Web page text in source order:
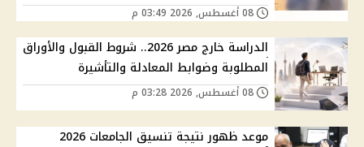
الدراسة خارج مصر 2026.. شروط القبول والأوراق
المطلوبة وضوابط المعادلة والتأشيرة
موعد ظهور نتيجة تنسيق الجامعات 2026